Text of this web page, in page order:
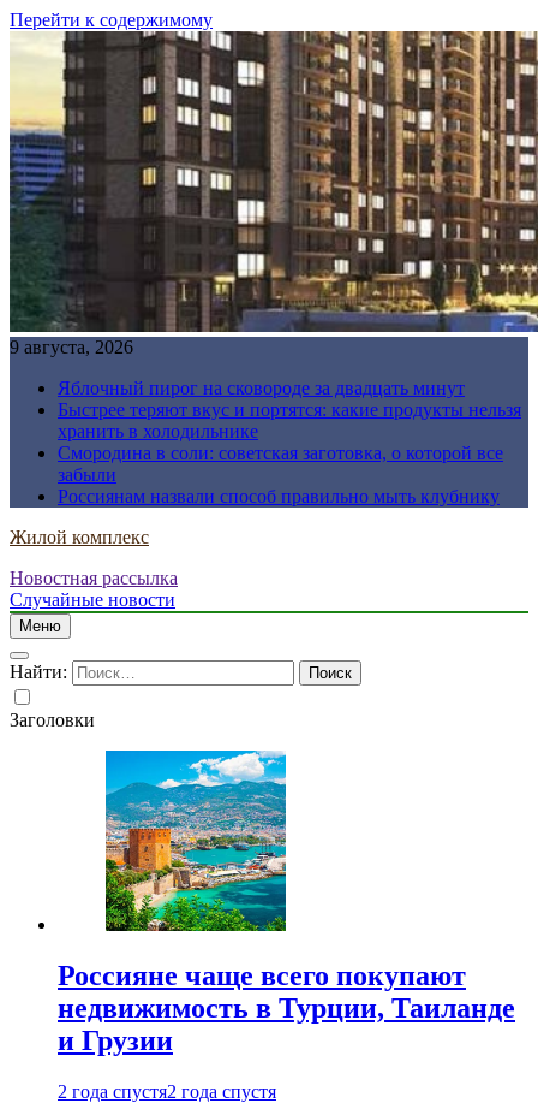
Перейти к содержимому
9 августа, 2026
Яблочный пирог на сковороде за двадцать минут
Быстрее теряют вкус и портятся: какие продукты нельзя
хранить в холодильнике
Смородина в соли: советская заготовка, о которой все
забыли
Россиянам назвали способ правильно мыть клубнику
Жилой комплекс
Новостная рассылка
Случайные новости
Меню
Найти:
Заголовки
Россияне чаще всего покупают
недвижимость в Турции, Таиланде
и Грузии
2 года спустя2 года спустя